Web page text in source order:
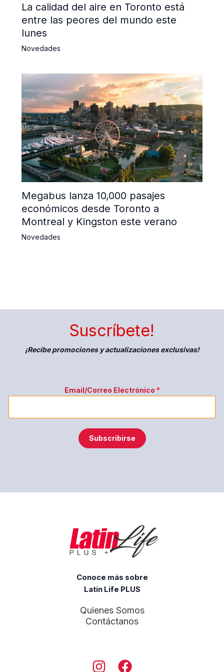
La calidad del aire en Toronto está
entre las peores del mundo este
lunes
Novedades
Megabus lanza 10,000 pasajes
económicos desde Toronto a
Montreal y Kingston este verano
Novedades
Suscríbete!
¡Recibe promociones y actualizaciones exclusivas!
l
c
t
r
ó
o
Email/Correo Electrónico *
Subscribirse
Conoce más sobre
Latin Life PLUS
Quienes Somos
Contáctanos